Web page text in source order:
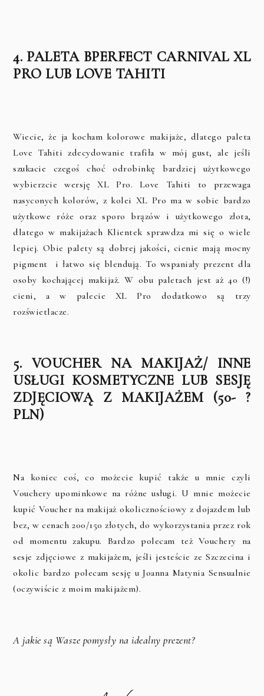
4. PALETA BPERFECT CARNIVAL XL
PRO LUB LOVE TAHITI
Wiecie, że ja kocham kolorowe makijaże, dlatego paleta
Love Tahiti zdecydowanie trafiła w mój gust, ale jeśli
szukacie czegoś choć odrobinkę bardziej użytkowego
wybierzcie wersję XL Pro. Love Tahiti to przewaga
nasyconych kolorów, z kolei XL Pro ma w sobie bardzo
użytkowe róże oraz sporo brązów i użytkowego złota,
dlatego w makijażach Klientek sprawdza mi się o wiele
lepiej. Obie palety są dobrej jakości, cienie mają mocny
pigment i łatwo się blendują. To wspaniały prezent dla
osoby kochającej makijaż. W obu paletach jest aż 40 (!)
cieni, a w palecie XL Pro dodatkowo są trzy
rozświetlacze.
5. VOUCHER NA MAKIJAŻ/ INNE
USŁUGI KOSMETYCZNE LUB SESJĘ
ZDJĘCIOWĄ Z MAKIJAŻEM (50- ?
PLN)
Na koniec coś, co możecie kupić także u mnie czyli
Vouchery upominkowe na różne usługi. U mnie możecie
kupić Voucher na makijaż okolicznościowy z dojazdem lub
bez, w cenach 200/150 złotych, do wykorzystania przez rok
od momentu zakupu. Bardzo polecam też Vouchery na
sesje zdjęciowe z makijażem, jeśli jesteście ze Szczecina i
okolic bardzo polecam sesję u Joanna Matynia Sensualnie
(oczywiście z moim makijażem).
A jakie są Wasze pomysły na idealny prezent?